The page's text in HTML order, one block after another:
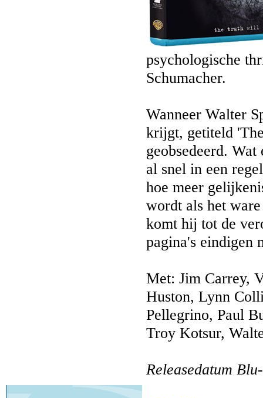
psychologische
Schumacher.
Wanneer Walter
krijgt, getiteld
geobsedeerd.
al snel in een
hoe meer
wordt als het
komt hij tot de
pagina's eindigen
Met: Jim Carrey,
Huston, Lynn
Pellegrino, Paul
Troy Kotsur,
Releasedatum